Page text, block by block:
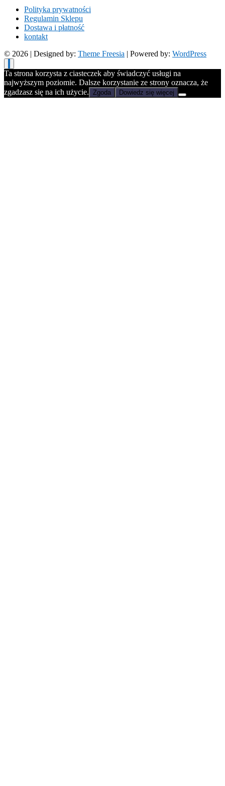
Polityka prywatności
Regulamin Sklepu
Dostawa i płatność
kontakt
© 2026 | Designed by: Theme Freesia | Powered by: WordPress
Ta strona korzysta z ciasteczek aby świadczyć usługi na
najwyższym poziomie. Dalsze korzystanie ze strony oznacza, że
zgadzasz się na ich użycie.
Zgoda Dowiedz się więcej